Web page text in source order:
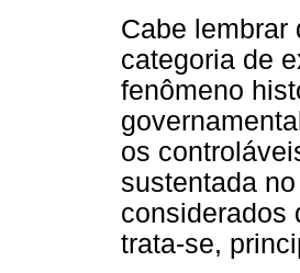
Cabe lembrar
categoria de
fenômeno
os
sustentada
considerados
trata-se,